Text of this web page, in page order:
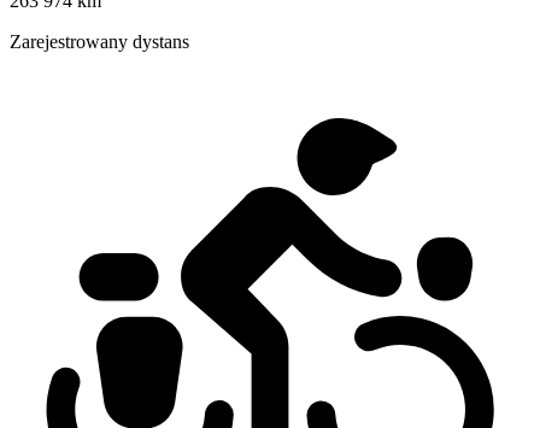
Zarejestrowany dystans